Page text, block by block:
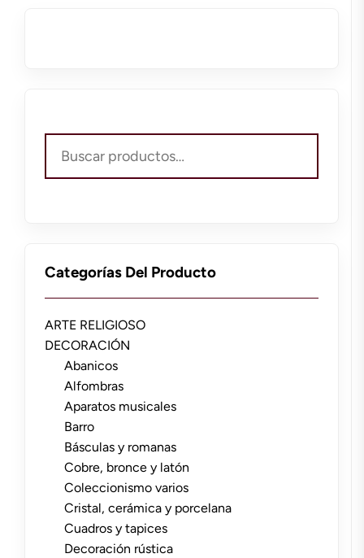
por:
Categorías Del Producto
ARTE RELIGIOSO
DECORACIÓN
Abanicos
Alfombras
Aparatos musicales
Barro
Básculas y romanas
Cobre, bronce y latón
Coleccionismo varios
Cristal, cerámica y porcelana
Cuadros y tapices
Decoración rústica